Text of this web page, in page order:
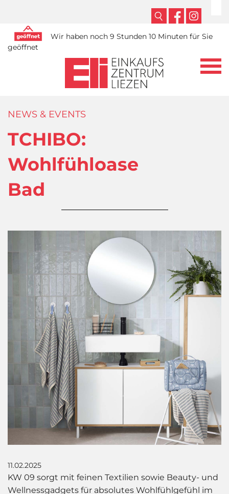
Wir haben noch 9 Stunden 10 Minuten für Sie
geöffnet
NEWS & EVENTS
TCHIBO:
Wohlfühloase
Bad
11.02.2025
KW 09 sorgt mit feinen Textilien sowie Beauty- und
Wellnessgadgets für absolutes Wohlfühlgefühl im